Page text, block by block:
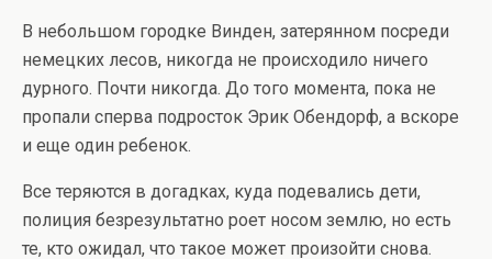
В небольшом городке Винден, затерянном посреди
немецких лесов, никогда не происходило ничего
дурного. Почти никогда. До того момента, пока не
пропали сперва подросток Эрик Обендорф, а вскоре
и еще один ребенок.
Все теряются в догадках, куда подевались дети,
полиция безрезультатно роет носом землю, но есть
те, кто ожидал, что такое может произойти снова.